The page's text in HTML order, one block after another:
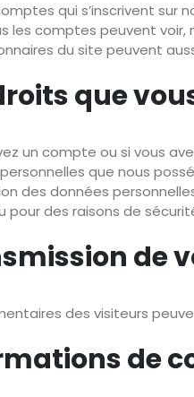
qui s’inscrivent
les comptes peuvent
du site peuvent
que
un compte ou si vous
que nous
des données
pour des raisons de
de
des visiteurs
de